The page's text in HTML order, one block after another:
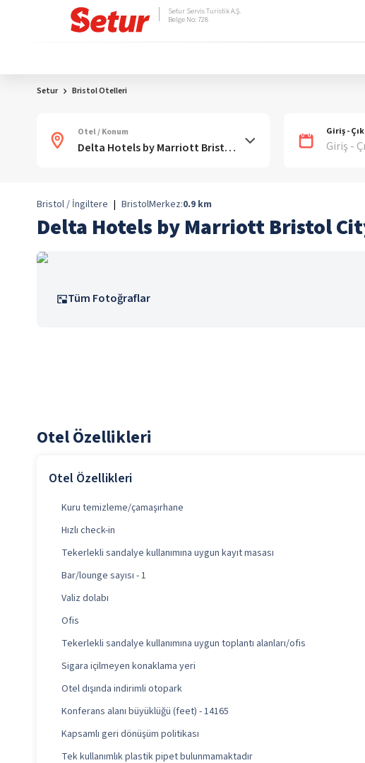
Setur Servis Turistik A.Ş.
Belge No: 728
Setur Bristol Otelleri
Otel / Konum Giriş -
Giriş -
Bristol / İngiltere | BristolMerkez:0.9 km
Delta Hotels by Marriott Bristol
Tüm Fotoğraflar
Otel Özellikleri
Otel Özellikleri
Kuru temizleme/çamaşırhane
Hızlı check-in
Tekerlekli sandalye kullanımına uygun kayıt masası
Bar/lounge sayısı - 1
Valiz dolabı
Ofis
Tekerlekli sandalye kullanımına uygun toplantı alanları/ofis
Sigara içilmeyen konaklama yeri
Otel dışında indirimli otopark
Konferans alanı büyüklüğü (feet) - 14165
Kapsamlı geri dönüşüm politikası
Tek kullanımlık plastik pipet bulunmamaktadır